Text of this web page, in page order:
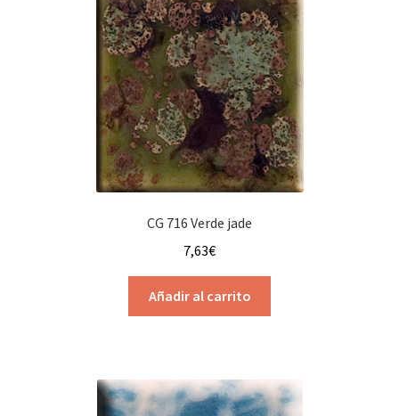
CG 716 Verde jade
7,63€
Añadir al carrito